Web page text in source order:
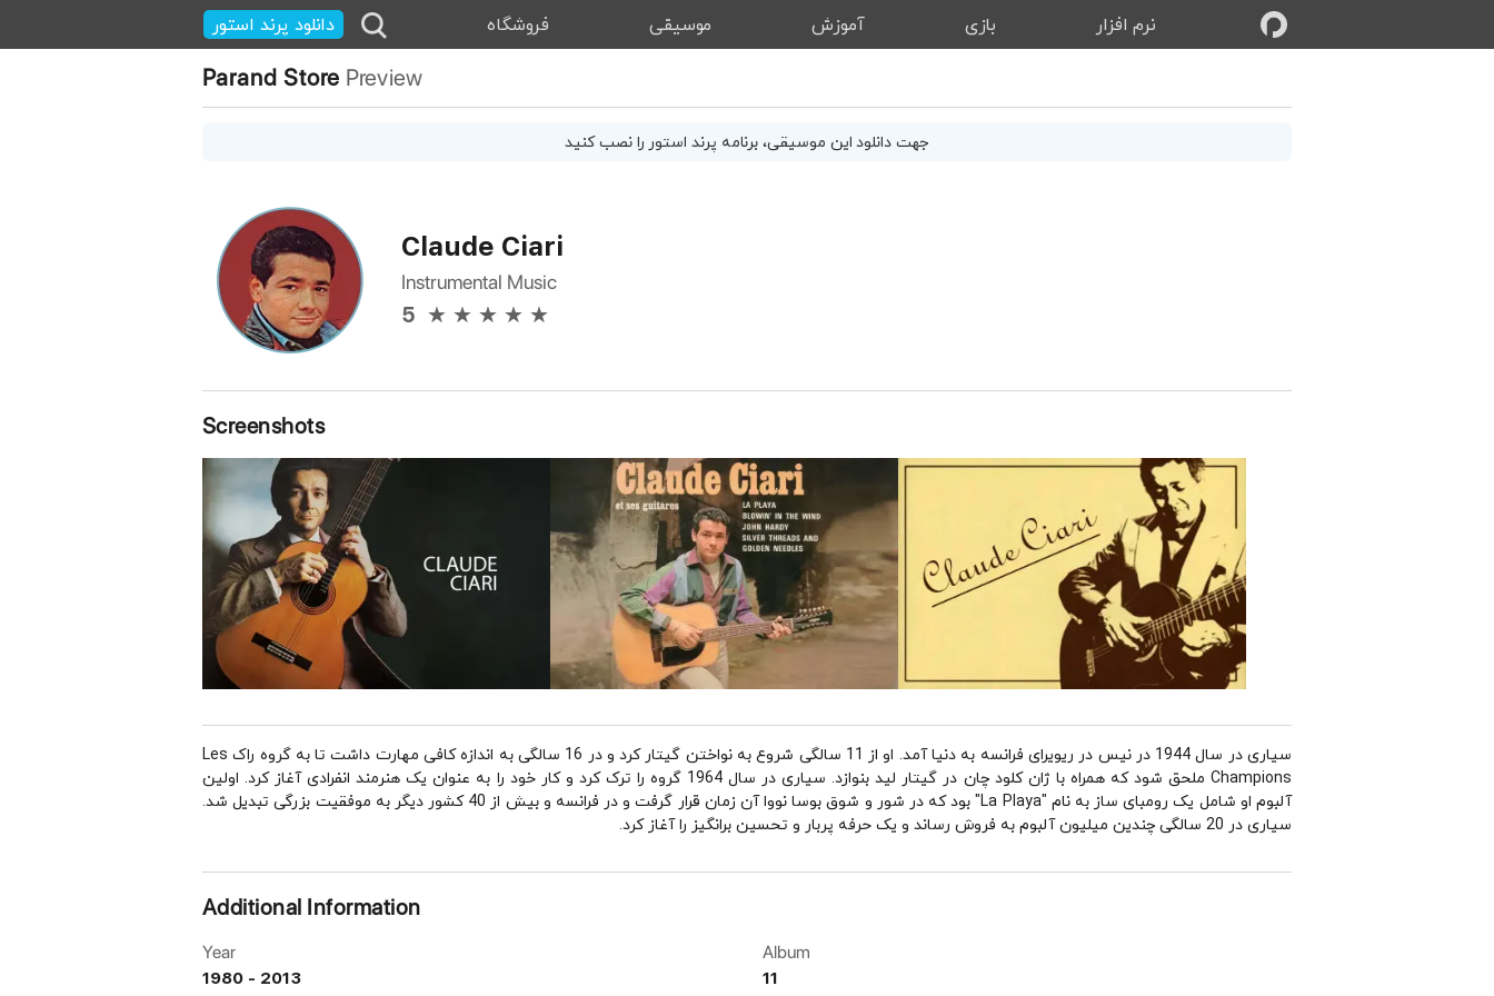
نرم‌ افزار بازی آموزش موسیقی فروشگاه دانلود پرند استور
Parand Store Preview
جهت دانلود این موسیقی، برنامه پرند استور را نصب کنید
Claude Ciari
Instrumental Music
5
Screenshots
سیاری در سال 1944 در نیس در ریویرای فرانسه به دنیا آمد. او از 11 سالگی شروع به نواختن گیتار کرد و در 16 سالگی به اندازه کافی مهارت داشت تا به گروه راک Les
Champions ملحق شود که همراه با ژان کلود چان در گیتار لید بنوازد. سیاری در سال 1964 گروه را ترک کرد و کار خود را به عنوان یک هنرمند انفرادی آغاز کرد. اولین
آلبوم او شامل یک رومبای ساز به نام "La Playa" بود که در شور و شوق بوسا نووا آن زمان قرار گرفت و در فرانسه و بیش از 40 کشور دیگر به موفقیت بزرگی تبدیل شد.
سیاری در 20 سالگی چندین میلیون آلبوم به فروش رساند و یک حرفه پربار و تحسین برانگیز را آغاز کرد.
Additional Information
Year
1980 - 2013
Album
11